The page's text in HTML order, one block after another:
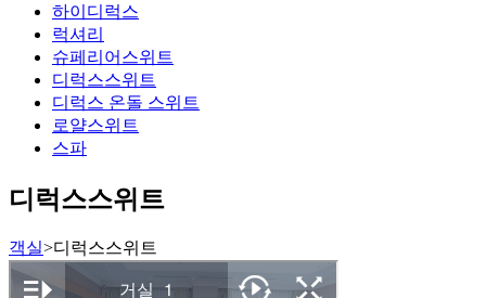
하이디럭스
럭셔리
슈페리어스위트
디럭스스위트
디럭스 온돌 스위트
로얄스위트
스파
디럭스스위트
객실>디럭스스위트